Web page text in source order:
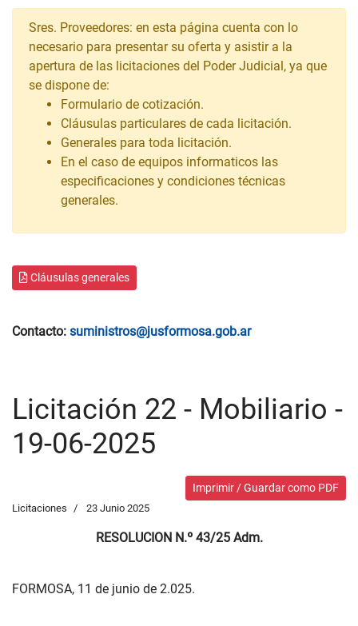
Sres. Proveedores: en esta página cuenta con lo
necesario para presentar su oferta y asistir a la
apertura de las licitaciones del Poder Judicial, ya que
se dispone de:
Formulario de cotización.
Cláusulas particulares de cada licitación.
Generales para toda licitación.
En el caso de equipos informaticos las
especificaciones y condiciones técnicas
generales.
Cláusulas generales
Contacto: suministros@jusformosa.gob.ar
Licitación 22 - Mobiliario -
19-06-2025
Imprimir / Guardar como PDF
Licitaciones 23 Junio 2025
RESOLUCION N.º 43/25 Adm.
FORMOSA, 11 de junio de 2.025.